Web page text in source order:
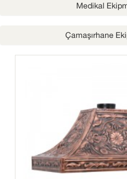
Medikal
Çamaşırhane